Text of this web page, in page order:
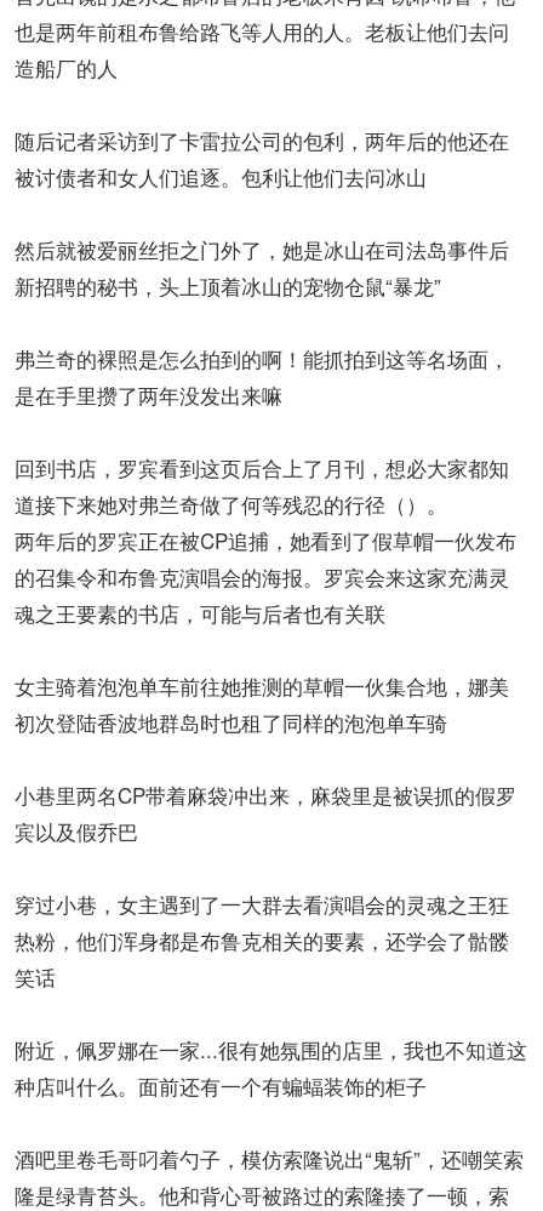
也是两年前租布鲁给路飞等人用的人。老板让他们去问
造船厂的人
随后记者采访到了卡雷拉公司的包利，两年后的他还在
被讨债者和女人们追逐。包利让他们去问冰山
然后就被爱丽丝拒之门外了，她是冰山在司法岛事件后
新招聘的秘书，头上顶着冰山的宠物仓鼠“暴龙”
弗兰奇的裸照是怎么拍到的啊！能抓拍到这等名场面，
是在手里攒了两年没发出来嘛
回到书店，罗宾看到这页后合上了月刊，想必大家都知
道接下来她对弗兰奇做了何等残忍的行径（）。
两年后的罗宾正在被CP追捕，她看到了假草帽一伙发布
的召集令和布鲁克演唱会的海报。罗宾会来这家充满灵
魂之王要素的书店，可能与后者也有关联
女主骑着泡泡单车前往她推测的草帽一伙集合地，娜美
初次登陆香波地群岛时也租了同样的泡泡单车骑
小巷里两名CP带着麻袋冲出来，麻袋里是被误抓的假罗
宾以及假乔巴
穿过小巷，女主遇到了一大群去看演唱会的灵魂之王狂
热粉，他们浑身都是布鲁克相关的要素，还学会了骷髅
笑话
附近，佩罗娜在一家...很有她氛围的店里，我也不知道这
种店叫什么。面前还有一个有蝙蝠装饰的柜子
酒吧里卷毛哥叼着勺子，模仿索隆说出“鬼斩”，还嘲笑索
隆是绿青苔头。他和背心哥被路过的索隆揍了一顿，索